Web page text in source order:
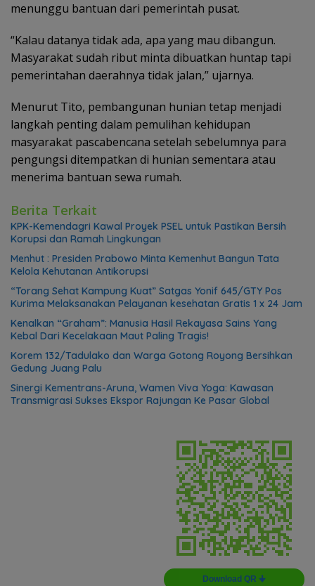
menunggu bantuan dari pemerintah pusat.
“Kalau datanya tidak ada, apa yang mau dibangun.
Masyarakat sudah ribut minta dibuatkan huntap tapi
pemerintahan daerahnya tidak jalan,” ujarnya.
Menurut Tito, pembangunan hunian tetap menjadi
langkah penting dalam pemulihan kehidupan
masyarakat pascabencana setelah sebelumnya para
pengungsi ditempatkan di hunian sementara atau
menerima bantuan sewa rumah.
Berita Terkait
KPK-Kemendagri Kawal Proyek PSEL untuk Pastikan Bersih
Korupsi dan Ramah Lingkungan
Menhut : Presiden Prabowo Minta Kemenhut Bangun Tata
Kelola Kehutanan Antikorupsi
“Torang Sehat Kampung Kuat” Satgas Yonif 645/GTY Pos
Kurima Melaksanakan Pelayanan kesehatan Gratis 1 x 24 Jam
Kenalkan “Graham”: Manusia Hasil Rekayasa Sains Yang
Kebal Dari Kecelakaan Maut Paling Tragis!
Korem 132/Tadulako dan Warga Gotong Royong Bersihkan
Gedung Juang Palu
Sinergi Kementrans-Aruna, Wamen Viva Yoga: Kawasan
Transmigrasi Sukses Ekspor Rajungan Ke Pasar Global
Download QR 🠋